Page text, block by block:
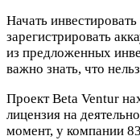
Начать
зарегистрировать
из предложенных
важно знать, что
Проект Beta Ventur
лицензия на
момент, у компании